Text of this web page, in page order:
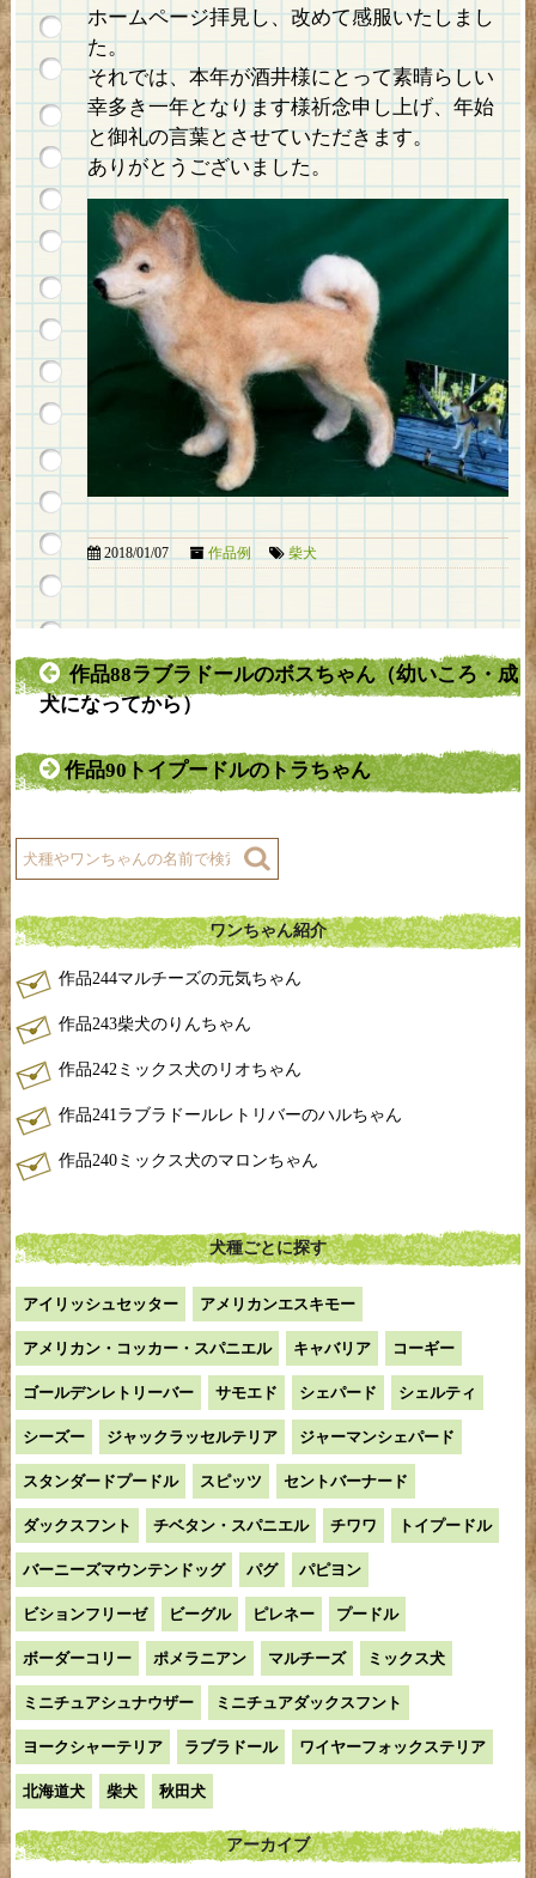
ホームページ拝見し、改めて感服いたしまし
た。
それでは、本年が酒井様にとって素晴らしい
幸多き一年となります様祈念申し上げ、年始
と御礼の言葉とさせていただきます。
ありがとうございました。
2018/01/07 作品例 柴犬
作品88ラブラドールのボスちゃん（幼いころ・成
犬になってから）
作品90トイプードルのトラちゃん
ワンちゃん紹介
作品244マルチーズの元気ちゃん
作品243柴犬のりんちゃん
作品242ミックス犬のリオちゃん
作品241ラブラドールレトリバーのハルちゃん
作品240ミックス犬のマロンちゃん
犬種ごとに探す
アイリッシュセッター アメリカンエスキモー
アメリカン・コッカー・スパニエル キャバリア コーギー
ゴールデンレトリーバー サモエド シェパード シェルティ
シーズー ジャックラッセルテリア ジャーマンシェパード
スタンダードプードル スピッツ セントバーナード
ダックスフント チベタン・スパニエル チワワ トイプードル
バーニーズマウンテンドッグ パグ パピヨン
ビションフリーゼ ビーグル ピレネー プードル
ボーダーコリー ポメラニアン マルチーズ ミックス犬
ミニチュアシュナウザー ミニチュアダックスフント
ヨークシャーテリア ラブラドール ワイヤーフォックステリア
北海道犬 柴犬 秋田犬
アーカイブ